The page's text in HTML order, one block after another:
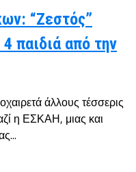
“Ζεστός”
παιδιά από την
άλλους τέσσερις
η ΕΣΚΑΗ, μιας και